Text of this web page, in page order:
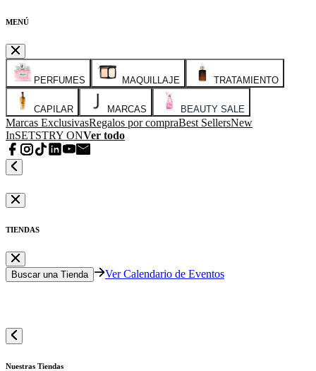
MENÚ
PERFUMES MAQUILLAJE TRATAMIENTO
CAPILAR MARCAS BEAUTY SALE
Marcas ExclusivasRegalos por compraBest SellersNew
InSETSTRY ONVer todo
TIENDAS
Buscar una Tienda Ver Calendario de Eventos
Nuestras Tiendas